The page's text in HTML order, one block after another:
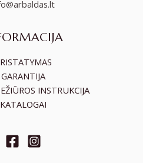
GARANTIJA
INSTRUKCIJA
KATALOGAI